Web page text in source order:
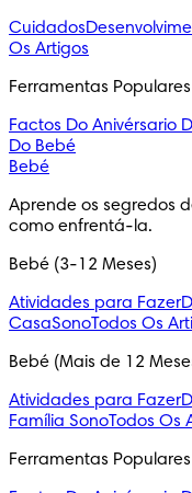
Cuidados
Os Artigos
Ferramentas Populares
Factos Do Anivérsario
Do Bebé
Bebé
Aprende os segredos
como enfrentá-la.
Bebé (3-12 Meses)
Atividades para Fazer
CasaSonoTodos Os
Bebé (Mais de 12
Atividades para Fazer
Família SonoTodos Os
Ferramentas Populares